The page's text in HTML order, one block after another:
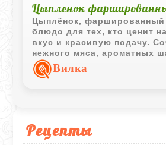
Рецепты
Цыпленок
Цыплёнок, фаршированный
блюдо для тех, кто ценит
вкус и красивую подачу.
нежного мяса, ароматных
густого грибного соуса
обычный ужин в настоящий
начинка и густая подлива,
идеально дополняет вкус.
Вилка